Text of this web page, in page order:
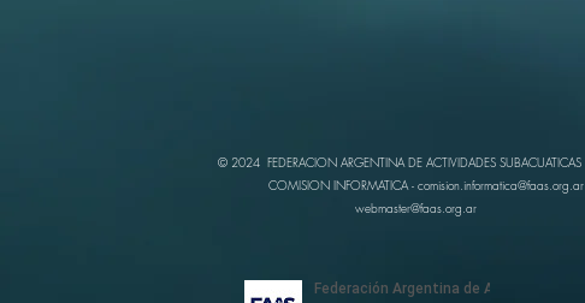
© 2024 FEDERACION ARGENTINA DE ACTIVIDADES SUBACUATICAS
COMISION INFORMATICA - comision.informatica@faas.org.ar
webmaster@faas.org.ar